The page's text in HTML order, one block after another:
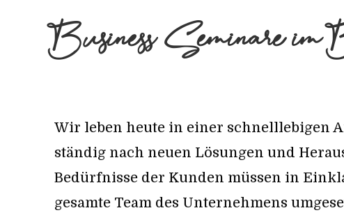
Business-Seminare im
Wir leben heute in einer schnelllebigen
ständig nach neuen Lösungen und
Bedürfnisse der Kunden müssen in
gesamte Team des Unternehmens